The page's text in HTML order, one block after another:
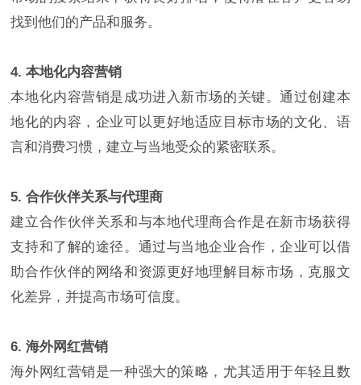
找到他们的产品和服务。
4. 本地化内容营销
本地化内容营销是成功进入新市场的关键。通过创建本
地化的内容，企业可以更好地适应目标市场的文化、语
言和消费习惯，建立与当地受众的紧密联系。
5. 合作伙伴关系与代理商
建立合作伙伴关系和与本地代理商合作是在新市场获得
支持和了解的途径。通过与当地企业合作，企业可以借
助合作伙伴的网络和资源更好地理解目标市场，克服文
化差异，并提高市场可信度。
6. 海外网红营销
海外网红营销是一种强大的策略，尤其适用于年轻且数